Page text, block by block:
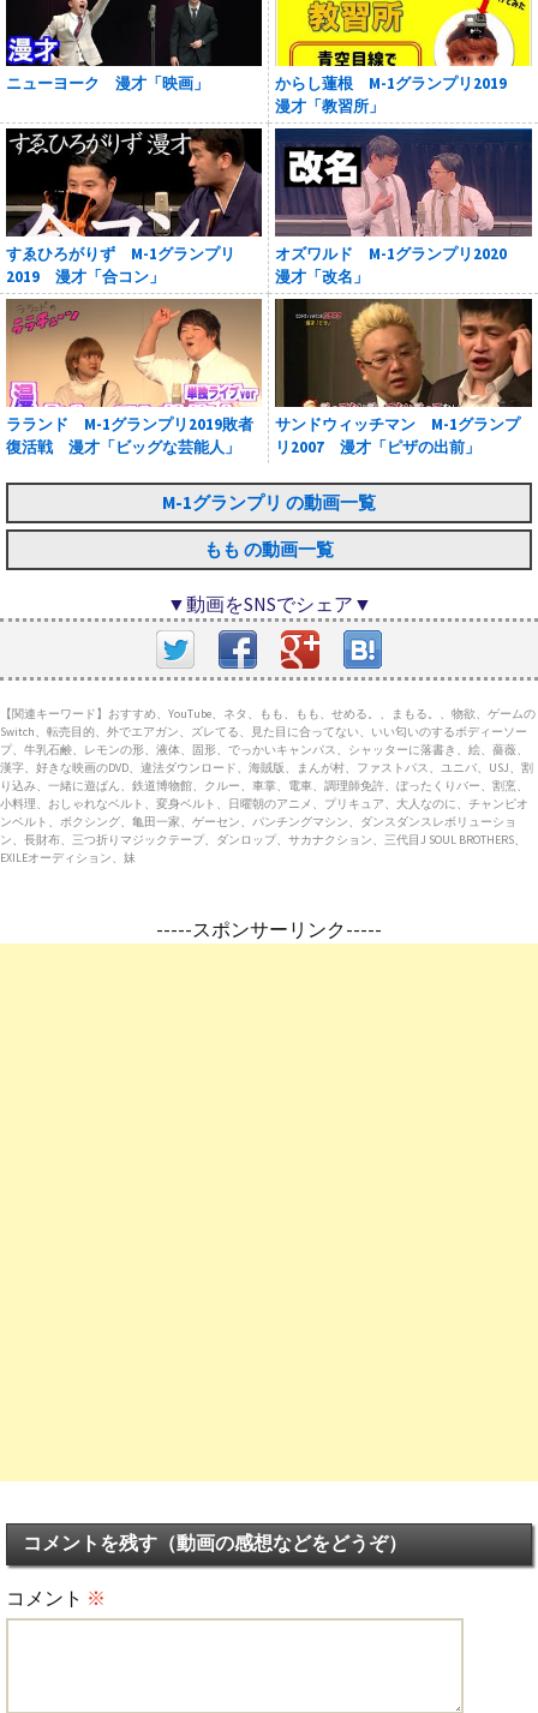
ニューヨーク 漫才「映画」
からし蓮根 M-1グランプリ2019
漫才「教習所」
すゑひろがりず M-1グランプリ
2019 漫才「合コン」
オズワルド M-1グランプリ2020
漫才「改名」
ラランド M-1グランプリ2019敗者
復活戦 漫才「ビッグな芸能人」
サンドウィッチマン M-1グランプ
リ2007 漫才「ピザの出前」
M-1グランプリ の動画一覧
もも の動画一覧
▼動画をSNSでシェア▼
【関連キーワード】おすすめ、YouTube、ネタ、もも、もも、せめる。、まもる。、物欲、ゲームの
Switch、転売目的、外でエアガン、ズレてる、見た目に合ってない、いい匂いのするボディーソー
プ、牛乳石鹸、レモンの形、液体、固形、でっかいキャンパス、シャッターに落書き、絵、薔薇、
漢字、好きな映画のDVD、違法ダウンロード、海賊版、まんが村、ファストパス、ユニバ、USJ、割
り込み、一緒に遊ばん、鉄道博物館、クルー、車掌、電車、調理師免許、ぼったくりバー、割烹、
小料理、おしゃれなベルト、変身ベルト、日曜朝のアニメ、プリキュア、大人なのに、チャンピオ
ンベルト、ボクシング、亀田一家、ゲーセン、パンチングマシン、ダンスダンスレボリューショ
ン、長財布、三つ折りマジックテープ、ダンロップ、サカナクション、三代目J SOUL BROTHERS、
EXILEオーディション、妹
-----スポンサーリンク-----
コメントを残す（動画の感想などをどうぞ）
コメント ※